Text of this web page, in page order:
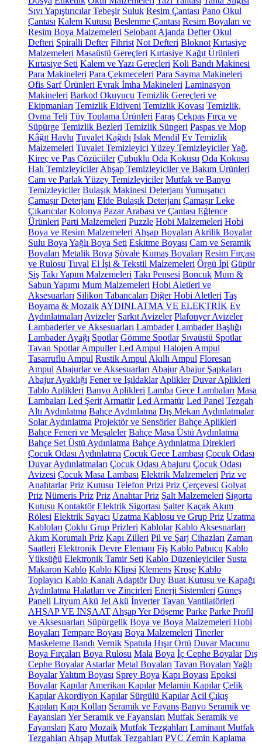
Sıvı Yapıştırıcılar Tebeşir Suluk Resim Çantası Pano Okul
Çantası Kalem Kutusu Beslenme Çantası Resim Boyaları ve
Resim Boya Malzemeleri Selobant Ajanda Defter Okul
Defteri Spiralli Defter Fihrist Not Defteri Bloknot Kırtasiye
Malzemeleri Masaüstü Gereçleri Kırtasiye Kağıt Ürünleri
Kırtasiye Seti Kalem ve Yazı Gereçleri Koli Bandı Makinesi
Para Makineleri Para Çekmeceleri Para Sayma Makineleri
Ofis Sarf Ürünleri Evrak İmha Makineleri Laminasyon
Makineleri Barkod Okuyucu Temizlik Gereçleri ve
Ekipmanları Temizlik Eldiveni Temizlik Kovası Temizlik,
Ovma Teli Tüy Toplama Ürünleri Faraş Çekpas Fırça ve
Süpürge Temizlik Bezleri Temizlik Süngeri Paspas ve Mop
Kâğıt Havlu Tuvalet Kağıdı Islak Mendil Ev Temizlik
Malzemeleri Tuvalet Temizleyici Yüzey TemizleyicilerYağ,
Kireç ve Pas Çözücüler Çubuklu Oda Kokusu Oda Kokusu
Halı Temizleyiciler Ahşap Temizleyiciler ve Bakım Ürünleri
Cam ve Parlak Yüzey Temizleyiciler Mutfak ve Banyo
Temizleyiciler Bulaşık Makinesi Deterjanı Yumuşatıcı
Çamaşır Deterjanı Elde Bulaşık Deterjanı Çamaşır Leke
Çıkarıcılar Kolonya Pazar Arabası ve Çantası Eğlence
Ürünleri Parti Malzemeleri Puzzle Hobi Malzemeleri Hobi
Boya ve Resim Malzemeleri Ahşap Boyaları Akrilik Boyalar
Sulu Boya Yağlı Boya Seti Eskitme Boyası Cam ve Seramik
Boyaları Metalik Boya Şövale Kumaş Boyaları Resim Fırçası
ve Rulosu Tuval El İşi & Tekstil Malzemeleri Örgü İpi Güpür
Şiş Takı Yapım Malzemeleri Takı Pensesi Boncuk Mum &
Sabun Yapımı Mum Malzemeleri Hobi Aletleri ve
Aksesuarları Silikon Tabancaları Diğer Hobi Aletleri Taş
Boyama & Mozaik AYDINLATMA VE ELEKTRİK Ev
Aydınlatmaları Avizeler Sarkıt Avizeler Plafonyer Avizeler
Lambaderler ve Aksesuarları Lambader Lambader Başlığı
Lambader Ayağı Spotlar Gömme Spotlar Sıvaüstü Spotlar
Tavan Spotlar Ampuller Led Ampul Halojen Ampul
Tasarruflu Ampul Rustik Ampul Akıllı Ampul Floresan
Ampul Abajurlar ve Aksesuarları Abajur Abajur Şapkaları
Abajur Ayaklığı Fener ve Işıldaklar Aplikler Duvar Aplikleri
Tablo Aplikleri Banyo Aplikleri Lamba Gece Lambaları Masa
Lambaları Led Şerit Armatür Led Armatür Led Panel Tezgah
Altı Aydınlatma Bahçe Aydınlatma Dış Mekan Aydınlatmalar
Solar Aydınlatma Projektör ve Sensörler Bahçe Aplikleri
Bahçe Feneri ve Meşaleler Bahçe Masa Üstü Aydınlatma
Bahçe Set Üstü Aydınlatma Bahçe Aydınlatma Direkleri
Çocuk Odası Aydınlatma Çocuk Gece Lambası Çocuk Odası
Duvar Aydınlatmaları Çocuk Odası Abajuru Çocuk Odası
Avizesi Çocuk Masa Lambası Elektrik Malzemeleri Priz ve
Anahtarlar Priz Kutusu Telefon Prizi Priz Çerçevesi Golyat
Priz Nümeris Priz Priz Anahtar Priz Şalt Malzemeleri Sigorta
Kutusu Kontaktör Elektrik Sigortası Şalter Kaçak Akım
Rölesi Elektrik Sayacı Uzatma Kablosu ve Grup Priz Uzatma
Kabloları Çoklu Grup Prizleri Kablolar Kablo Aksesuarları
Akım Korumalı Priz Kapı Zilleri Pil ve Şarj Cihazları Zaman
Saatleri Elektronik Devre Elemanı Fiş Kablo Pabucu Kablo
Yüksüğü Elektronik Tamir Seti Kablo Düzenleyiciler Susta
Makaron Kablo Kablo Klipsi Klemens Kroşe Kablo
Toplayıcı Kablo Kanalı Adaptör Duy Buat Kutusu ve Kapağı
Aydınlatma Halatları ve Zincirleri Enerji Sistemleri Güneş
Paneli Lityum Akü Jel Akü İnverter Tavan Vantilatörleri
AHŞAP VE İNŞAAT Ahşap Yer Döşeme Parke Parke Profil
ve Aksesuarları Süpürgelik Boya ve Boya Malzemeleri Hobi
Boyaları Tempare Boyası Boya Malzemeleri Tinerler
Maskeleme Bandı Vernik Spatula Hışır Örtü Duvar Macunu
Boya Fırçaları Boya Rulosu Mala Boya İç Cephe Boyalar Dış
Cephe Boyalar Astarlar Metal Boyaları Tavan Boyaları Yağlı
BoyalarYalıtım Boyası Sprey Boya Kapı Boyası Epoksi
Boyalar Kapılar Amerikan Kapılar Melamin Kapılar Çelik
Kapılar Akordiyon Kapılar Sürgülü Kapılar Acil Çıkış
Kapıları Kapı Kolları Seramik ve Fayans Banyo Seramik ve
Fayansları Yer Seramik ve Fayansları Mutfak Seramik ve
Fayansları Karo Mozaik Mutfak Tezgahları Laminant Mutfak
Tezgahları Ahşap Mutfak Tezgahları PVC Zemin Kaplama